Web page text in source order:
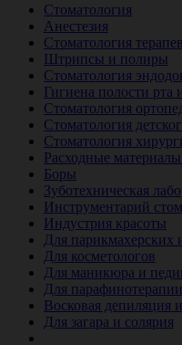
Стоматология
Анестезия
Стоматология
Штрипсы и полиры
Стоматология
Гигиена полости рта
Стоматология
Стоматология
Стоматология
Расходные
Боры
Зуботехническая
Инструментарий
Индустрия красоты
Для парикмахерских
Для косметологов
Для маникюра и
Для парафинотерапии
Восковая депиляция
Для загара и солярия